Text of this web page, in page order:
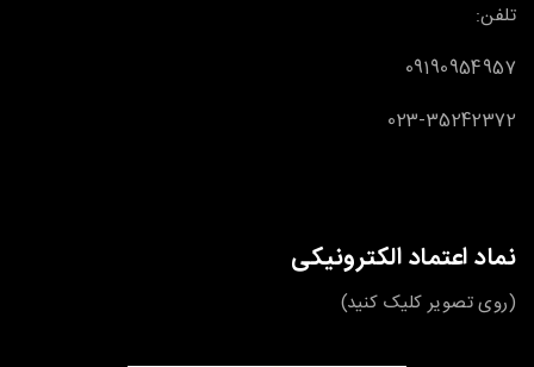
تلفن:
09190954957
023-35242372
نماد اعتماد الکترونیکی
(روی تصویر کلیک کنید)